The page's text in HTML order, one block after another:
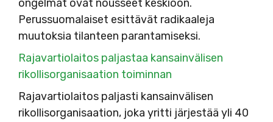
ongelmat ovat nousseet keskiöön.
Perussuomalaiset esittävät radikaaleja
muutoksia tilanteen parantamiseksi.
Rajavartiolaitos paljastaa kansainvälisen
rikollisorganisaation toiminnan
Rajavartiolaitos paljasti kansainvälisen
rikollisorganisaation, joka yritti järjestää yli 40